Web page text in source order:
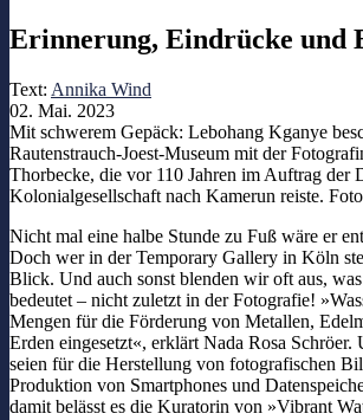
Erinnerung, Eindrücke und
Text: Annika Wind
02. Mai. 2023
Mit schwerem Gepäck: Lebohang Kganye
Rautenstrauch-Joest-Museum mit der
Thorbecke, die vor 110 Jahren im Auftrag der
Kolonialgesellschaft nach Kamerun reiste.
Nicht mal eine halbe Stunde zu Fuß wäre er
Doch wer in der Temporary Gallery in Köln
Blick. Und auch sonst blenden wir oft aus,
bedeutet – nicht zuletzt in der Fotografie!
Mengen für die Förderung von Metallen,
Erden eingesetzt«, erklärt Nada Rosa
seien für die Herstellung von fotografischen
Produktion von Smartphones und
damit belässt es die Kuratorin von »Vibrant